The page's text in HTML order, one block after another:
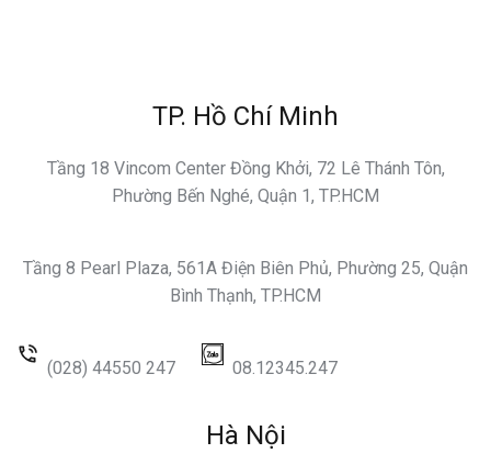
TP. Hồ Chí Minh
Tầng 18 Vincom Center Đồng Khởi, 72 Lê Thánh Tôn,
Phường Bến Nghé, Quận 1, TP.HCM
Tầng 8 Pearl Plaza, 561A Điện Biên Phủ, Phường 25, Quận
Bình Thạnh, TP.HCM
(028) 44550 247 08.12345.247
Hà Nội